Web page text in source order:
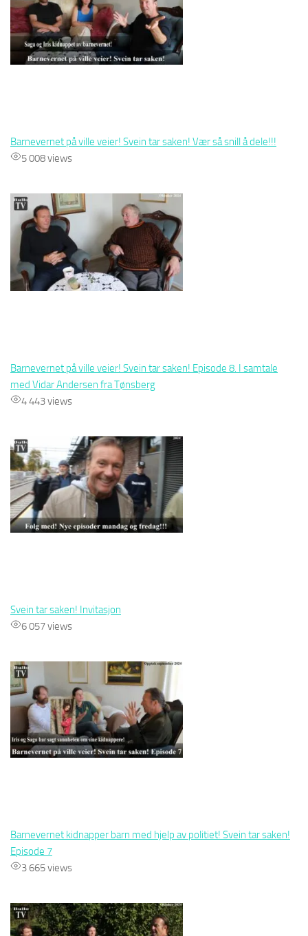
Barnevernet på ville veier! Svein tar saken! Vær så snill å dele!!!
5 008 views
Barnevernet på ville veier! Svein tar saken! Episode 8. I samtale
med Vidar Andersen fra Tønsberg
4 443 views
Svein tar saken! Invitasjon
6 057 views
Barnevernet kidnapper barn med hjelp av politiet! Svein tar saken!
Episode 7
3 665 views